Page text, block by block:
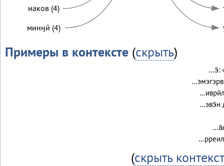
иаков (4)
минӈӣ (4)
Примеры в контексте(скрыть)
…э̄:
…эвэ̄н
(скрыть контекст